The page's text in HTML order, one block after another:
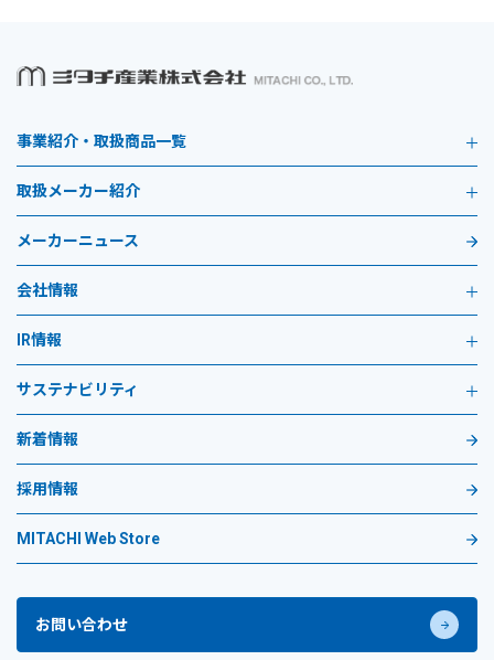
事業紹介・取扱商品一覧
取扱メーカー紹介
メーカーニュース
会社情報
IR情報
サステナビリティ
新着情報
採用情報
MITACHI Web Store
お問い合わせ